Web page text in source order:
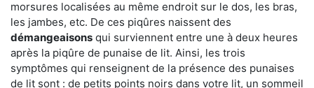
morsures localisées au même endroit sur le dos, les bras,
les jambes, etc. De ces piqûres naissent des
démangeaisons qui surviennent entre une à deux heures
après la piqûre de punaise de lit. Ainsi, les trois
symptômes qui renseignent de la présence des punaises
de lit sont : de petits points noirs dans votre lit, un sommeil